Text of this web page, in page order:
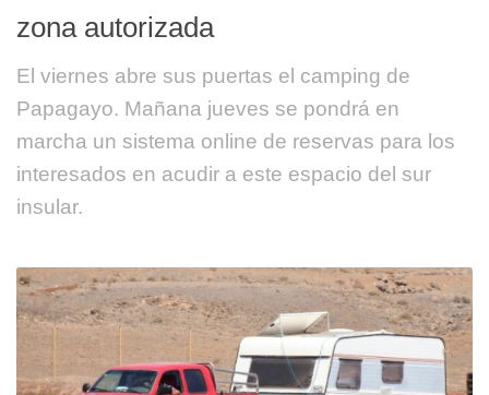
zona autorizada
El viernes abre sus puertas el camping de
Papagayo. Mañana jueves se pondrá en
marcha un sistema online de reservas para los
interesados en acudir a este espacio del sur
insular.